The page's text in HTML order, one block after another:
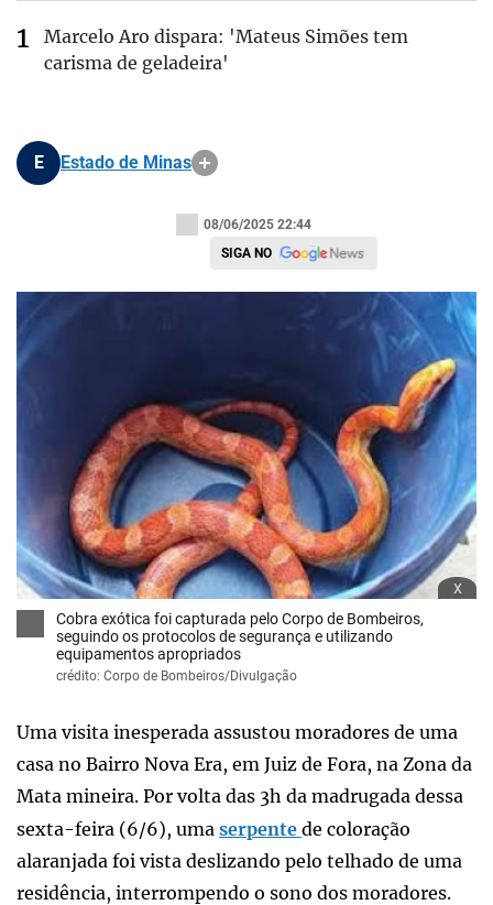
Marcelo Aro dispara: 'Mateus Simões tem
carisma de geladeira'
E Estado de Minas
08/06/2025 22:44
SIGA NO
x
Cobra exótica foi capturada pelo Corpo de Bombeiros,
seguindo os protocolos de segurança e utilizando
equipamentos apropriados
crédito: Corpo de Bombeiros/Divulgação
Uma visita inesperada assustou moradores de uma
casa no Bairro Nova Era, em Juiz de Fora, na Zona da
Mata mineira. Por volta das 3h da madrugada dessa
sexta-feira (6/6), uma serpente de coloração
alaranjada foi vista deslizando pelo telhado de uma
residência, interrompendo o sono dos moradores.